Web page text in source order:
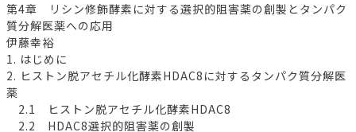
第4章 リシン修飾酵素に対する選択的阻害薬の創製とタンパク
質分解医薬への応用
伊藤幸裕
1. はじめに
2. ヒストン脱アセチル化酵素HDAC8に対するタンパク質分解医
薬
2.1 ヒストン脱アセチル化酵素HDAC8
2.2 HDAC8選択的阻害薬の創製